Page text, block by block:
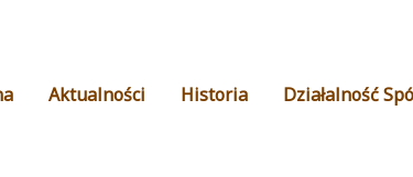
Aktualności Historia Działalność